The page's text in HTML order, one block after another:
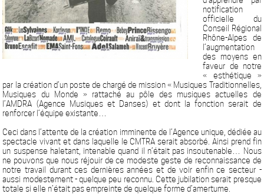
notification
officielle du
Conseil Régional
Rhône-Alpes de
l’augmentation
des moyens en
faveur de notre
« esthétique »
par la création d’un poste de chargé de mission « Musiques Traditionnelles,
Musiques du Monde » rattaché au pôle des musiques actuelles de
l’AMDRA (Agence Musiques et Danses) et dont la fonction serait de
renforcer l’équipe existante…
Ceci dans l’attente de la création imminente de l’Agence unique, dédiée au
spectacle vivant et dans laquelle le CMTRA serait absorbé. Ainsi prend fin
un suspense haletant, intenable quand il n’était pas insoutenable… Nous
ne pouvons que nous réjouir de ce modeste geste de reconnaissance de
notre travail durant ces dernières années et de voir enfin ce secteur -
aussi modestement - quelque peu reconnu. Cette jubilation serait presque
totale si elle n’était pas empreinte de quelque forme d’amertume.